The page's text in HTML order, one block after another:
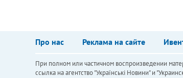
Про нас Реклама на сайте
При полном или частичном воспроизведении
ссылка на агентство "Українськi Новини" и